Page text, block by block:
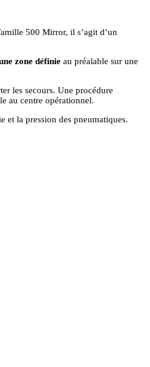
500 Mirror, il s’agit d’un
zone définie au préalable sur une
les secours. Une procédure
au centre opérationnel.
et la pression des pneumatiques.